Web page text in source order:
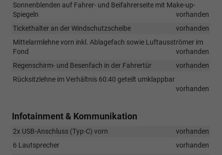
Sonnenblenden auf Fahrer- und Beifahrerseite mit Make-up-
Spiegeln
vorhanden
Tickethalter an der Windschutzscheibe
vorhanden
Mittelarmlehne vorn inkl. Ablagefach sowie Luftausströmer im
Fond
vorhanden
Regenschirm- und Besenfach in der Fahrertür
vorhanden
Rücksitzlehne im Verhältnis 60:40 geteilt umklappbar
vorhanden
Infotainment & Kommunikation
2x USB-Anschluss (Typ-C) vorn
vorhanden
6 Lautsprecher
vorhanden